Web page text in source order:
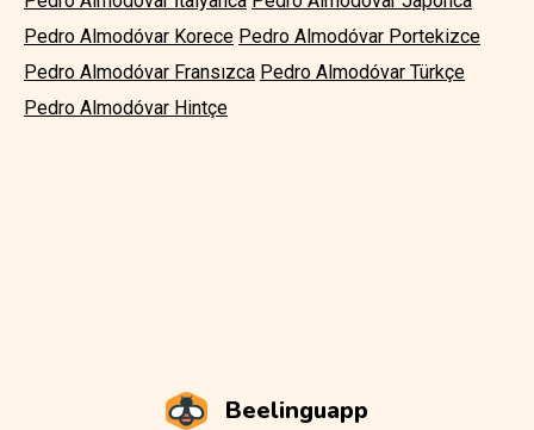
Pedro Almodóvar Korece Pedro Almodóvar Portekizce
Pedro Almodóvar Fransızca Pedro Almodóvar Türkçe
Pedro Almodóvar Hintçe
Beelinguapp